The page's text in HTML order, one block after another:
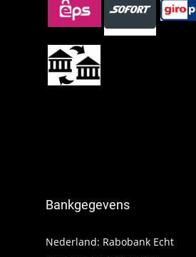
Bankgegevens
Nederland: Rabobank Echt